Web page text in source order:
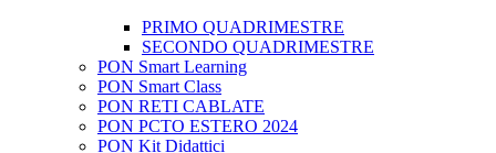
PRIMO QUADRIMESTRE
SECONDO QUADRIMESTRE
PON Smart Learning
PON Smart Class
PON RETI CABLATE
PON PCTO ESTERO 2024
PON Kit Didattici